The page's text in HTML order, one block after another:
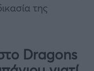
της
Dragons